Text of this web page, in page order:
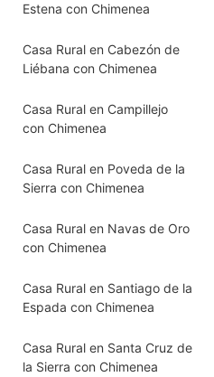
Estena con Chimenea
Casa Rural en Cabezón de
Liébana con Chimenea
Casa Rural en Campillejo
con Chimenea
Casa Rural en Poveda de la
Sierra con Chimenea
Casa Rural en Navas de Oro
con Chimenea
Casa Rural en Santiago de la
Espada con Chimenea
Casa Rural en Santa Cruz de
la Sierra con Chimenea